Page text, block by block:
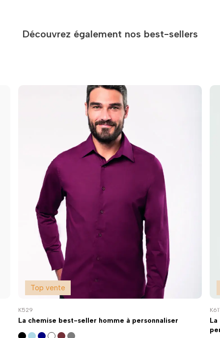
Découvrez également nos best-sellers
Top vente
K529
La chemise best-seller homme à personnaliser
La